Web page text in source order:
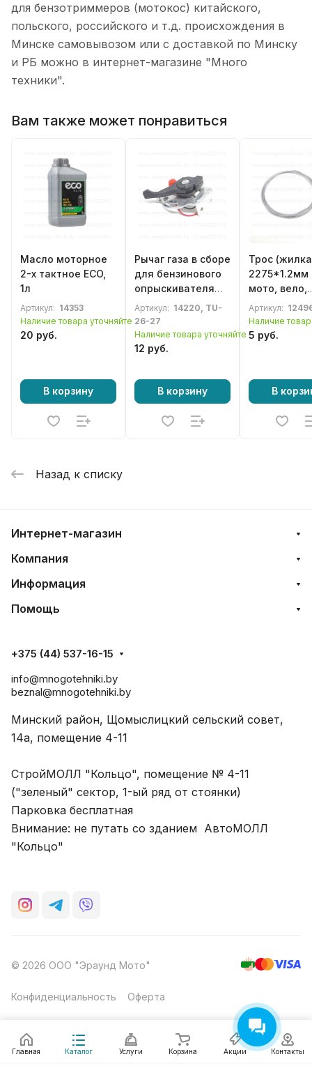
для бензотриммеров (мотокос) китайского,
польского, российского и т.д. происхождения в
Минске самовывозом или с доставкой по Минску
и РБ можно в интернет-магазине "Много
техники".
Вам также может понравиться
Масло моторное
2-х тактное ECO,
1л
Артикул: 14353
Наличие товара уточняйте
20 руб.
В корзину
Рычаг газа в сборе
для бензинового
опрыскивателя
DGM PH-271
Артикул: 14220, TU-
26-27
Наличие товара уточняйте
12 руб.
В корзину
Трос
2275*1.2мм
мото, вело,
Артикул:
Наличие
5 руб.
В
Назад к списку
Главная Каталог Услуги Корзина Акции Контакты
Интернет-магазин
Компания
Информация
Помощь
+375 (44) 537-16-15
info@mnogotehniki.by
beznal@mnogotehniki.by
Минский район, Щомыслицкий сельский совет,
14а, помещение 4-11
СтройМОЛЛ "Кольцо", помещение № 4-11
("зеленый" сектор, 1-ый ряд от стоянки)
Парковка бесплатная
Внимание: не путать со зданием АвтоМОЛЛ
"Кольцо"
© 2026 ООО "Эраунд Мото"
Конфиденциальность Оферта